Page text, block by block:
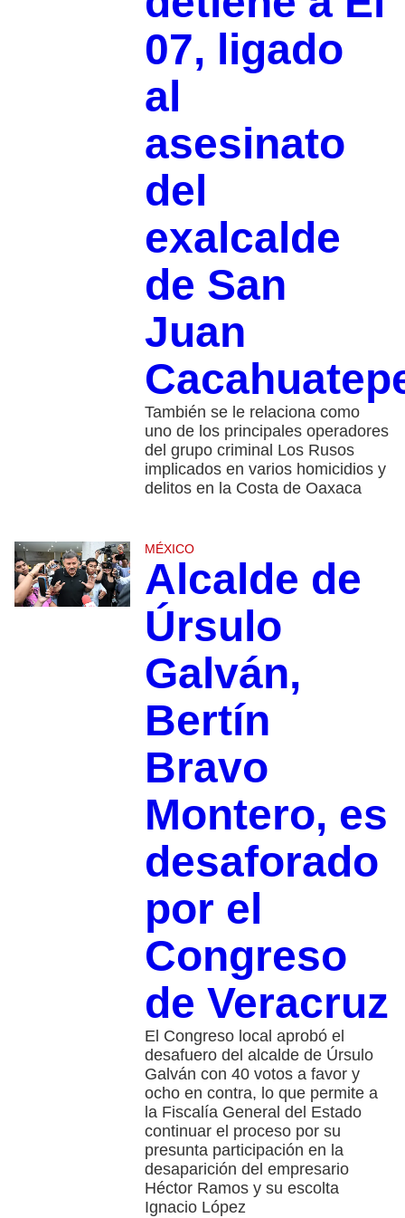
07, ligado
al
asesinato
del
exalcalde
de San
Juan
También se le relaciona como
uno de los principales operadores
del grupo criminal Los Rusos
implicados en varios homicidios y
delitos en la Costa de Oaxaca
MÉXICO
Alcalde de
Úrsulo
Galván,
Bertín
Bravo
Montero, es
desaforado
por el
Congreso
de Veracruz
El Congreso local aprobó el
desafuero del alcalde de Úrsulo
Galván con 40 votos a favor y
ocho en contra, lo que permite a
la Fiscalía General del Estado
continuar el proceso por su
presunta participación en la
desaparición del empresario
Héctor Ramos y su escolta
Ignacio López